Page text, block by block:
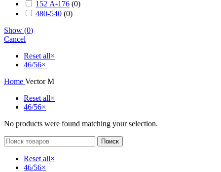
152 А-176 (0)
480-540 (0)
Show (0)
Cancel
Reset all×
46/56×
Home Vector M
Reset all×
46/56×
No products were found matching your selection.
Поиск
Reset all×
46/56×